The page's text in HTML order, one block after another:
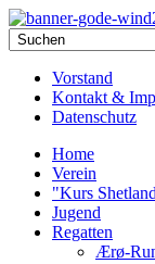
Vorstand
Kontakt &
Datenschutz
Home
Verein
"Kurs
Jugend
Regatten
Ærø-